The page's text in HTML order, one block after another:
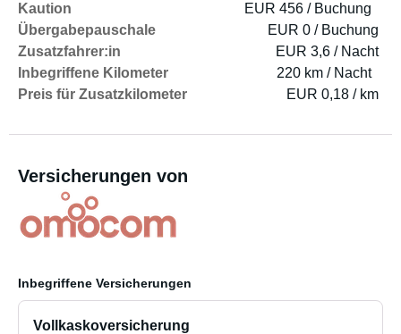
Kaution
EUR 456 / Buchung
Übergabepauschale
EUR 0 / Buchung
Zusatzfahrer:in
EUR 3,6 / Nacht
Inbegriffene Kilometer
220 km / Nacht
Preis für Zusatzkilometer
EUR 0,18 / km
Versicherungen von
Inbegriffene Versicherungen
Vollkaskoversicherung